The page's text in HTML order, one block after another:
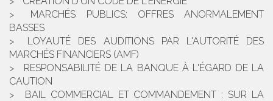
MARCHÉS PUBLICS: OFFRES ANORMALEMENT
BASSES
LOYAUTÉ DES AUDITIONS PAR L'AUTORITÉ DES
MARCHÉS FINANCIERS (AMF)
RESPONSABILITÉ DE LA BANQUE À L'ÉGARD DE LA
CAUTION
BAIL COMMERCIAL ET COMMANDEMENT : SUR LA